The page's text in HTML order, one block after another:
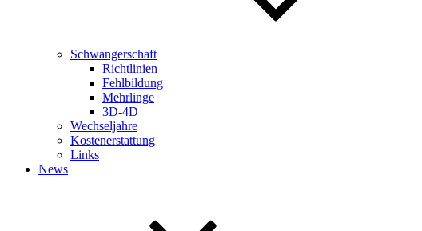
Schwangerschaft
Richtlinien
Fehlbildung
Mehrlinge
3D-4D
Wechseljahre
Kostenerstattung
Links
News